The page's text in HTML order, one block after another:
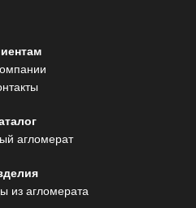
агломерат
из агломерата